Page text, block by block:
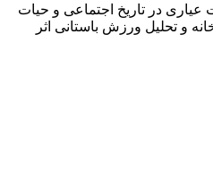
در تاریخ اجتماعی و حیات
و تحلیل ورزش باستانی اثر